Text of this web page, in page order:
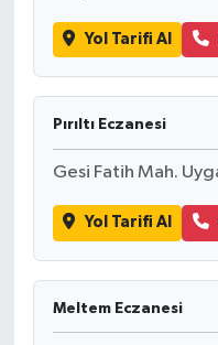
Yol Tarifi Al
Pırıltı Eczanesi
Gesi Fatih Mah.
Yol Tarifi Al
Meltem Eczanesi